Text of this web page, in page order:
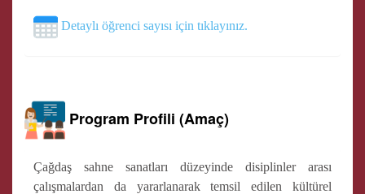
Detaylı öğrenci sayısı için tıklayınız.
Program Profili (Amaç)
Çağdaş sahne sanatları düzeyinde disiplinler arası
çalışmalardan da yararlanarak temsil edilen kültürel